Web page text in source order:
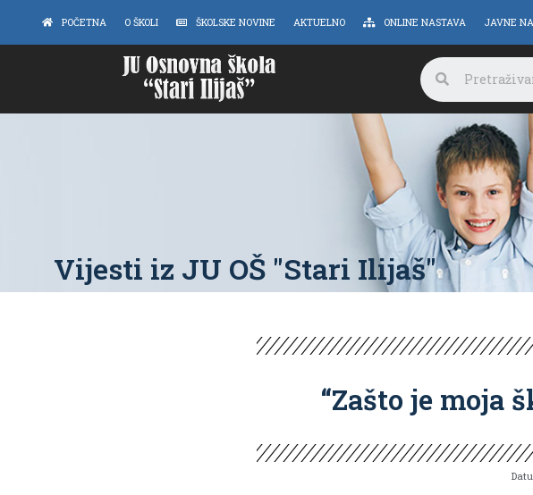
POČETNA O ŠKOLI ŠKOLSKE NOVINE AKTUELNO ONLINE NASTAVA JAVNE
Vijesti iz JU OŠ "Stari Ilijaš"
“Zašto je moja